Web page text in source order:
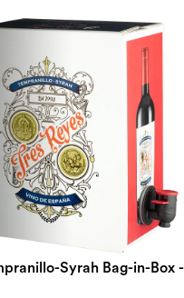
Syrah Bag-in-Box